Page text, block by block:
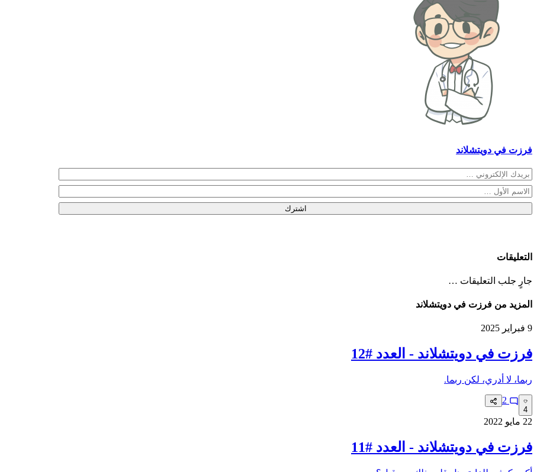
فرزت في دويتشلاند
اشترك
التعليقات
جارٍ جلب التعليقات …
المزيد من فرزت في دويتشلاند
9 فبراير 2025
فرزت في دويتشلاند - العدد #12
ربما، لا أدري، لكن ربما.
4
22 مايو 2022
فرزت في دويتشلاند - العدد #11